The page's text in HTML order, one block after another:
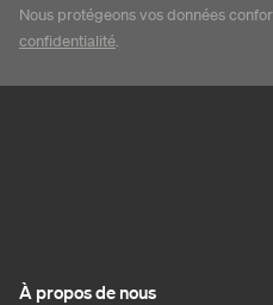
Nous protégeons vos données
confidentialité.
À propos de nous